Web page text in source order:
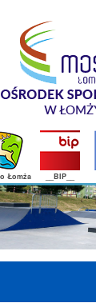
__BIP__
Łomża